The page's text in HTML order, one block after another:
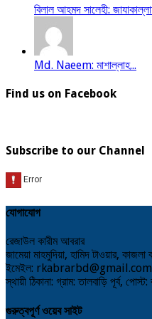
বিলাল আহমদ সালেহী:
Md. Naeem: মাশাল্লাহ...
Find us on Facebook
Subscribe to our Channel
যোগাযোগ
রেজাউল কারীম আবরার
জামেয়া মাহমুদিয়া, হামিদ টাওয়ার, কাজলা
ইমেইল: rkabrarbd@gmail.com
স্থায়ী ঠিকানা: গ্রাম: তালবাড়ি পূর্ব,
গুরুত্বপূর্ণ ওয়েব সাইট